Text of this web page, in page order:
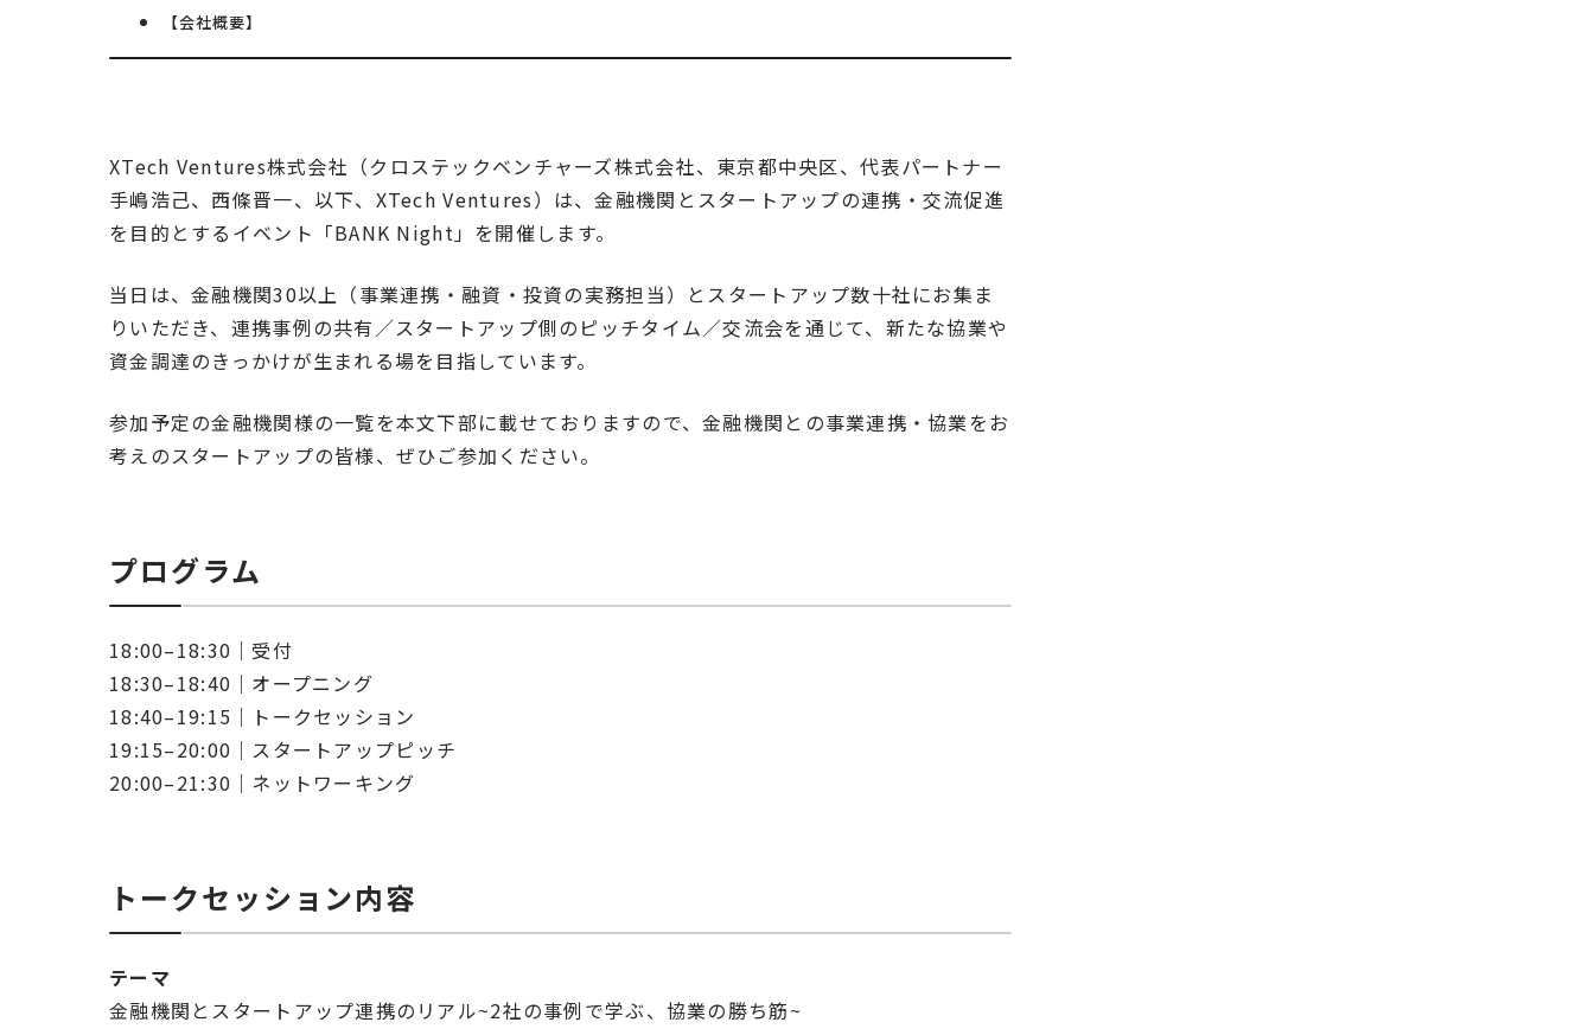
【会社概要】
XTech Ventures株式会社（クロステックベンチャーズ株式会社、東京都中央区、代表パートナー
手嶋浩己、西條晋一、以下、XTech Ventures）は、金融機関とスタートアップの連携・交流促進
を目的とするイベント「BANK Night」を開催します。
当日は、金融機関30以上（事業連携・融資・投資の実務担当）とスタートアップ数十社にお集ま
りいただき、連携事例の共有／スタートアップ側のピッチタイム／交流会を通じて、新たな協業や
資金調達のきっかけが生まれる場を目指しています。
参加予定の金融機関様の一覧を本文下部に載せておりますので、金融機関との事業連携・協業をお
考えのスタートアップの皆様、ぜひご参加ください。
プログラム
18:00–18:30｜受付
18:30–18:40｜オープニング
18:40–19:15｜トークセッション
19:15–20:00｜スタートアップピッチ
20:00–21:30｜ネットワーキング
トークセッション内容
テーマ
金融機関とスタートアップ連携のリアル~2社の事例で学ぶ、協業の勝ち筋~